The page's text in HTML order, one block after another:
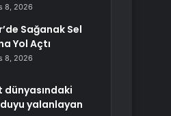
8, 2026
Sağanak Sel
Yol Açtı
8, 2026
dünyasındaki
yalanlayan